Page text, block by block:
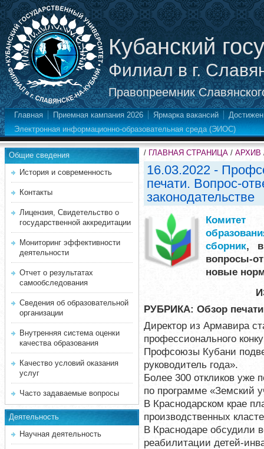
Кубанский
Филиал в г.
Правопреемник
Главная Приемная кампания 2026 Ярмарка вакансий
Электронная информационно-образовательная среда (ЭИОС)
Общие сведения
История и современность
Контакты
Лицензия, Свидетельство о
государственной аккредитации
Мониторинг эффективности
деятельности
Отчет о результатах
самообследования
Сведения об образовательной
организации
Внутренняя система оценки
качества образования
Качество условий оказания
услуг
Часто задаваемые вопросы
Деятельность
Научная деятельность
/ ГЛАВНАЯ СТРАНИЦА / АРХИВ
16.03.2022 -
печати. Вопрос-
законодательстве
Комитет
сборник, в
вопросы-
новые
РУБРИКА: Обзор печати
Директор из Армавира
профессионального
Профсоюзы Кубани
руководитель года».
Более 300 откликов уже
по программе «Земский
В Краснодарском крае
производственных
В Краснодаре обсудили
реабилитации детей-